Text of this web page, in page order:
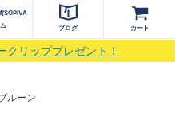
クリッププレゼント！
ブログ カート
ルーン